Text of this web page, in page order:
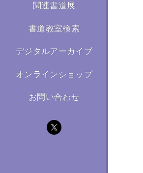
関連書道展
書道教室検索
デジタルアーカイブ
オンラインショップ
お問い合わせ